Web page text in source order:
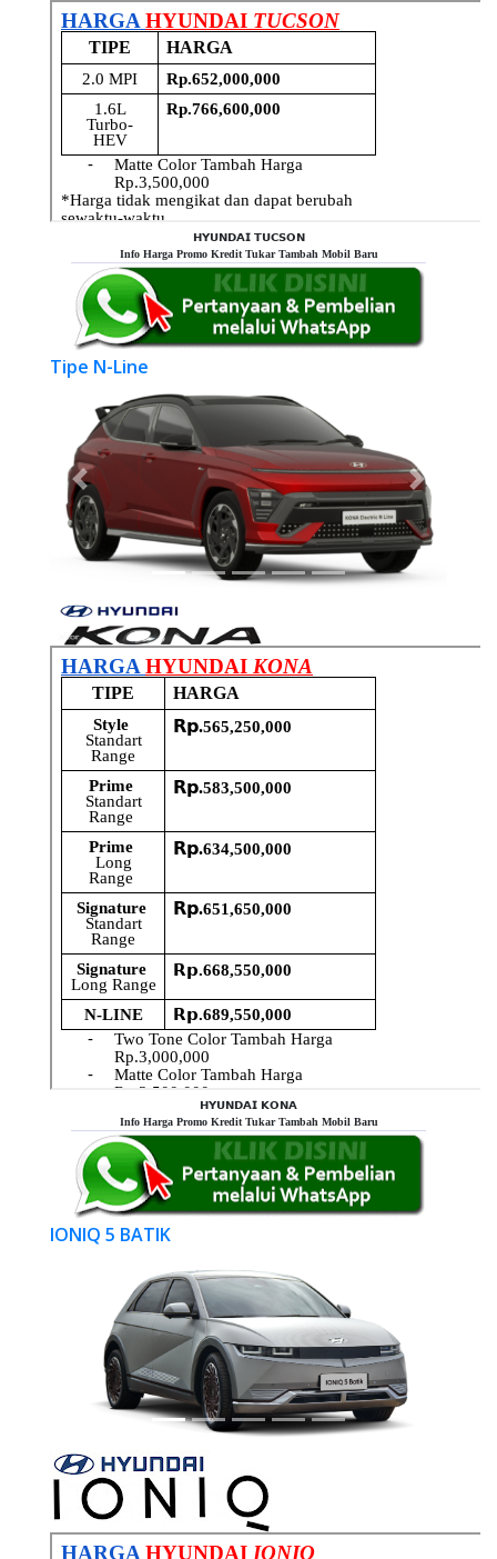
𝗛𝗬𝗨𝗡𝗗𝗔𝗜 𝗧𝗨𝗖𝗦𝗢𝗡
Info Harga Promo Kredit Tukar Tambah Mobil Baru
Tipe N-Line
Previous Next
𝗛𝗬𝗨𝗡𝗗𝗔𝗜 𝗞𝗢𝗡𝗔
Info Harga Promo Kredit Tukar Tambah Mobil Baru
IONIQ 5 BATIK
Previous